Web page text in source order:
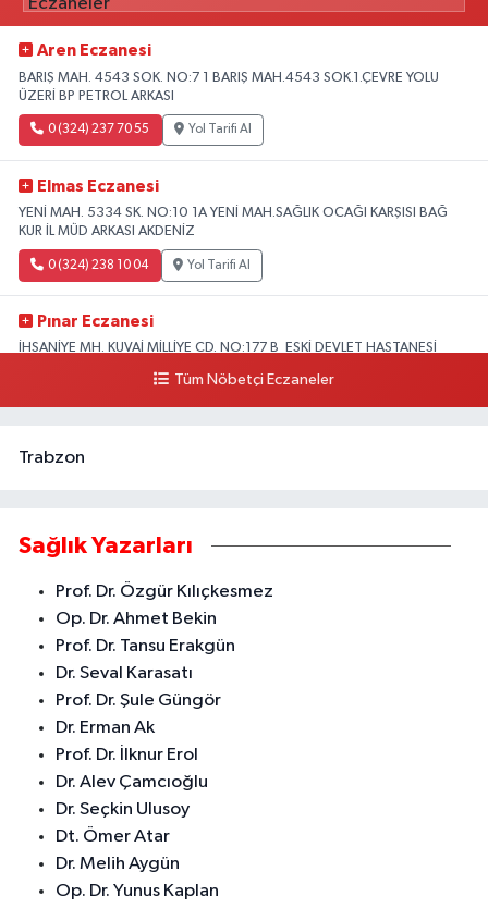
Aren Eczanesi
BARIŞ MAH. 4543 SOK. NO:7 1 BARIŞ MAH.4543 SOK.1.ÇEVRE YOLU
ÜZERİ BP PETROL ARKASI
0 (324) 237 70 55 Yol Tarifi Al
Elmas Eczanesi
YENİ MAH. 5334 SK. NO:10 1A YENİ MAH.SAĞLIK OCAĞI KARŞISI BAĞ
KUR İL MÜD ARKASI AKDENİZ
0 (324) 238 10 04 Yol Tarifi Al
Pınar Eczanesi
İHSANİYE MH. KUVAİ MİLLİYE CD. NO:177 B ESKİ DEVLET HASTANESİ
Tüm Nöbetçi Eczaneler
Trabzon
Sağlık Yazarları
Prof. Dr. Özgür Kılıçkesmez
Op. Dr. Ahmet Bekin
Prof. Dr. Tansu Erakgün
Dr. Seval Karasatı
Prof. Dr. Şule Güngör
Dr. Erman Ak
Prof. Dr. İlknur Erol
Dr. Alev Çamcıoğlu
Dr. Seçkin Ulusoy
Dt. Ömer Atar
Dr. Melih Aygün
Op. Dr. Yunus Kaplan